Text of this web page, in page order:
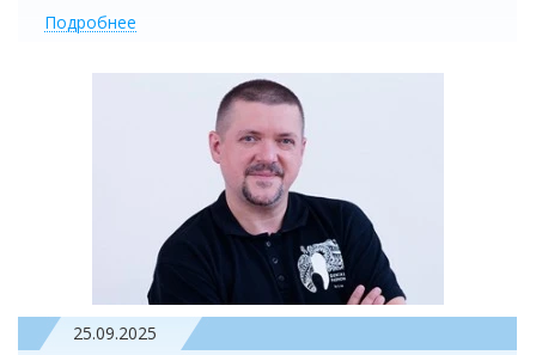
Подробнее
25.09.2025